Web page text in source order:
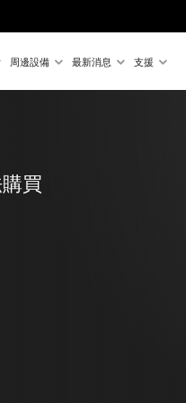
周邊設備 最新消息 支援
買